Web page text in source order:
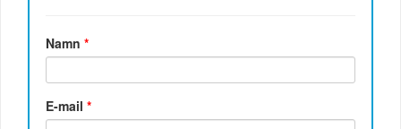
Namn*
E-mail*